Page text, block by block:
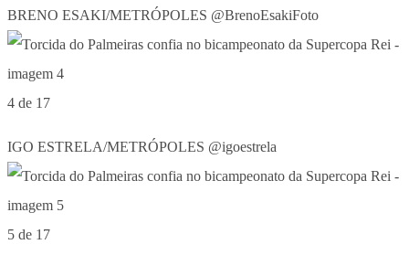
BRENO ESAKI/METRÓPOLES @BrenoEsakiFoto
4 de 17
IGO ESTRELA/METRÓPOLES @igoestrela
5 de 17